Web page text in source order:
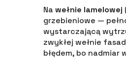
Na wełnie lamelowej
grzebieniowe —
wystarczającą
zwykłej wełnie
błędem, bo nadmiar